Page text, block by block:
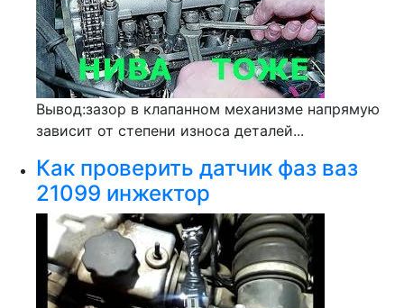
Вывод:зазор в клапанном механизме напрямую
зависит от степени износа деталей...
Как проверить датчик фаз ваз
21099 инжектор